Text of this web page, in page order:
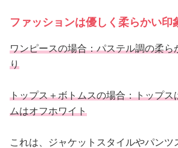
ファッションは優しく柔らかい印
ワンピースの場合：パステル調の柔ら
り
トップス＋ボトムスの場合：トップス
ムはオフホワイト
これは、ジャケットスタイルやパンツ